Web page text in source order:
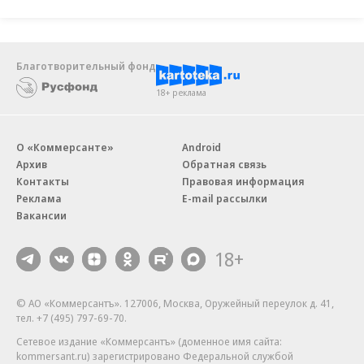
регистрации при первом включении устройства.
Положения об интеграции RuStore с системой
правкомиссию, следует из имеющейся у “Ъ” копии.
При этом авторы документа сдвинули сроки, с
которых начнут действовать требования: раньше
планировалось, что они вступят в силу с 1
опубликования документа. Это нужно, чтобы
подготовиться, пояснили “Ъ” в Минцифры.
В VK не ответили на вопрос о проекте
Благотворительный фонд
18+ реклама
О «Коммерсанте»
Архив
Контакты
Реклама
Вакансии
Android
Обратная связь
Правовая информация
E-mail рассылки
18+
© АО «Коммерсантъ». 127006, Москва, Оружейный переулок д. 41,
тел. +7 (495) 797-69-70.
Сетевое издание «Коммерсантъ» (доменное имя сайта:
kommersant.ru) зарегистрировано Федеральной службой